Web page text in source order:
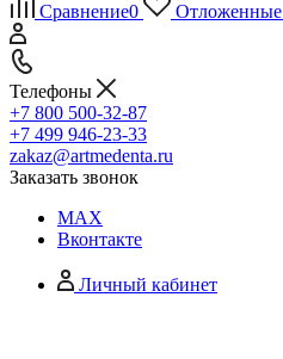
Сравнение0 Отложенные
Телефоны
+7 800 500-32-87
+7 499 946-23-33
zakaz@artmedenta.ru
Заказать звонок
MAX
Вконтакте
Личный кабинет